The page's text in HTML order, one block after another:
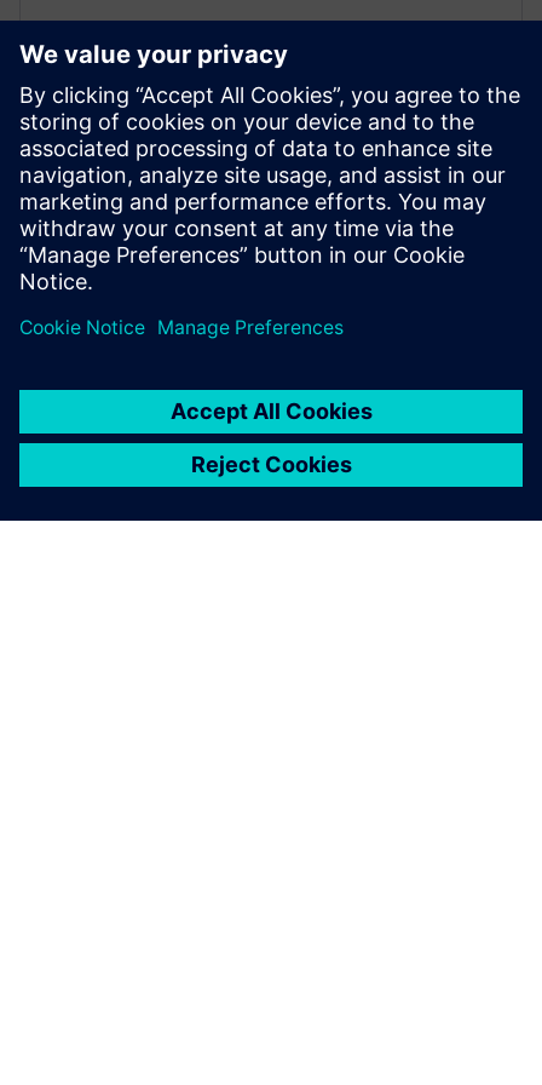
Spacecraft acoustic testing
Perform safe and effective spacecraft acoustic testing
using reverberation or DFAN approaches. Learn
more.